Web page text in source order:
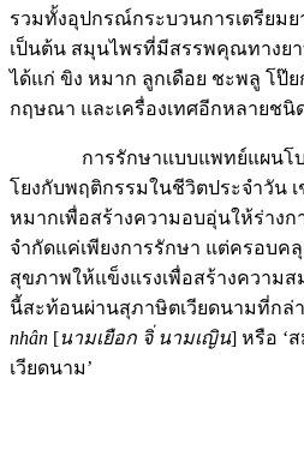
รวมทั้งอุปกรณ์กระบวนการเตรียม
เป็นต้น สมุนไพรที่มีสรรพคุณทางย
ได้แก่ ขิง หมาก ลูกเดือย ชะพลู โป๊
กฤษณา และเครื่องเทศอีกหลายชนิ
การรักษาแบบแพทย์แผนโบร
โยงกับพฤติกรรมในชีวิตประจำวัน
หมากเพื่อสร้างความอบอุ่นให้ร่างก
จำกัดแค่เพียงการรักษา แต่ครอบค
สุขภาพให้แข็งแรงเพื่อสร้างความ
นี้สะท้อนผ่านสุภาษิตเวียดนามที่กล่
nhân [นามเยือก จิ่ นามเญิน] หรือ ‘
เวียดนาม’